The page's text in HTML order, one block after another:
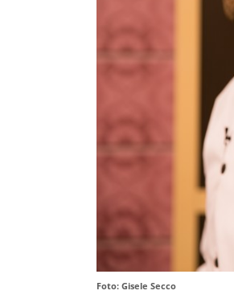
Foto: Gisele Secco